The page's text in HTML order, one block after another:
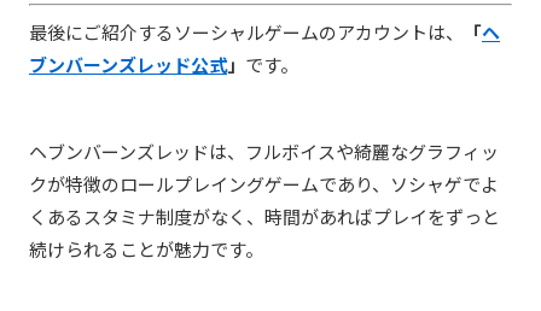
最後にご紹介するソーシャルゲームのアカウントは、 「ヘ
ブンバーンズレッド公式」 です。
ヘブンバーンズレッドは、フルボイスや綺麗なグラフィッ
クが特徴のロールプレイングゲームであり、ソシャゲでよ
くあるスタミナ制度がなく、時間があればプレイをずっと
続けられることが魅力です。